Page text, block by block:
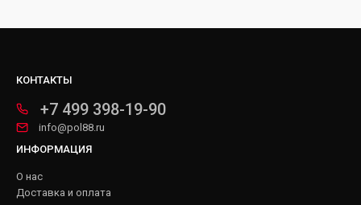
КОНТАКТЫ
+7 499 398-19-90
info@pol88.ru
ИНФОРМАЦИЯ
О нас
Доставка и оплата